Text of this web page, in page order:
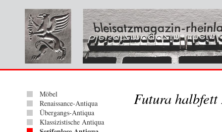
Möbel
Renaissance-Antiqua
Übergangs-Antiqua
Klassizistische Antiqua
Futura halbfett